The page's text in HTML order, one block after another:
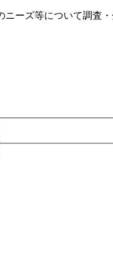
ーズ等について調査